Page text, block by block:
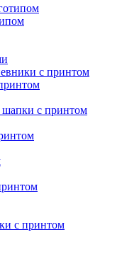
с принтом
с принтом
с принтом